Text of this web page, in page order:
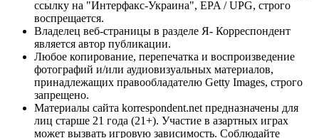
ссылку на "Интерфакс-Украина", EPA / UPG, строго
воспрещается.
Владелец веб-страницы в разделе Я- Корреспондент
является автор публикации.
Любое копирование, перепечатка и воспроизведение
фотографий и/или аудиовизуальных материалов,
принадлежащих правообладателю Getty Images, строго
запрещено.
Материалы сайта korrespondent.net предназначены для
лиц старше 21 года (21+). Участие в азартных играх
может вызвать игровую зависимость. Соблюдайте